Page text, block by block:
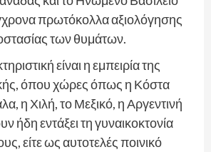
πρωτόκολλα αξιολόγησης
των θυμάτων.
είναι η εμπειρία της
όπου χώρες όπως η Κόστα
η Χιλή, το Μεξικό, η Αργεντινή
ήδη εντάξει τη γυναικοκτονία
είτε ως αυτοτελές ποινικό